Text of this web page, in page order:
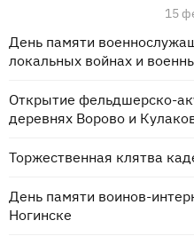
15
День памяти
локальных войнах и
Открытие фельдшерско-
деревнях Ворово и
Торжественная клятва
День памяти воинов-
Ногинске